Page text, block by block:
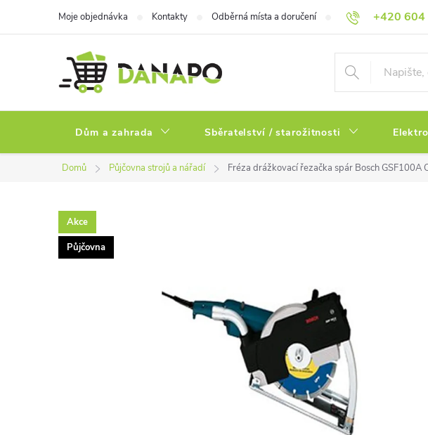
+420
Moje objednávka Kontakty Odběrná místa a doručení Hodnocení obchodu
Dům a zahrada Sběratelství / starožitnosti Elektro
Domů Půjčovna strojů a nářadí Fréza drážkovací řezačka spár Bosch
Akce
Půjčovna